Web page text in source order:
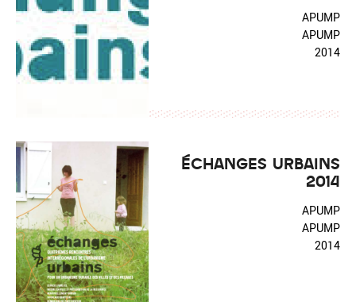
APUMP
APUMP
2014
ÉCHANGES URBAINS
2014
APUMP
APUMP
2014